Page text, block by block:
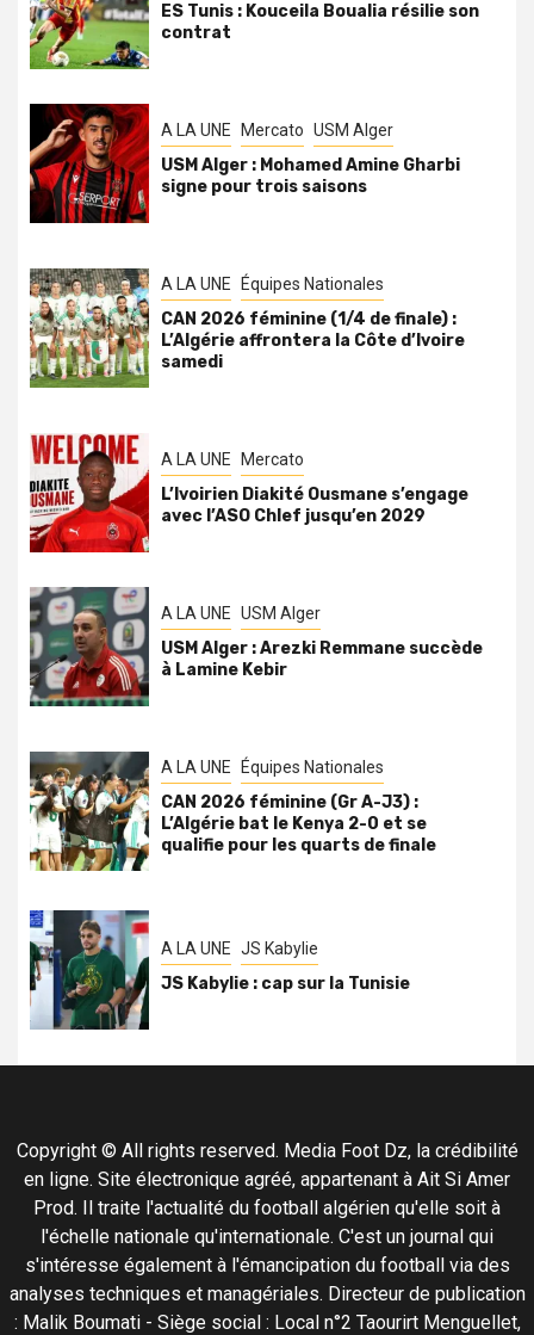
ES Tunis : Kouceila Boualia résilie son
contrat
A LA UNE Mercato USM Alger
USM Alger : Mohamed Amine Gharbi
signe pour trois saisons
A LA UNE Équipes Nationales
CAN 2026 féminine (1/4 de finale) :
L’Algérie affrontera la Côte d’Ivoire
samedi
A LA UNE Mercato
L’Ivoirien Diakité Ousmane s’engage
avec l’ASO Chlef jusqu’en 2029
A LA UNE USM Alger
USM Alger : Arezki Remmane succède
à Lamine Kebir
A LA UNE Équipes Nationales
CAN 2026 féminine (Gr A-J3) :
L’Algérie bat le Kenya 2-0 et se
qualifie pour les quarts de finale
A LA UNE JS Kabylie
JS Kabylie : cap sur la Tunisie
Copyright © All rights reserved. Media Foot Dz, la crédibilité
en ligne. Site électronique agréé, appartenant à Ait Si Amer
Prod. Il traite l'actualité du football algérien qu'elle soit à
l'échelle nationale qu'internationale. C'est un journal qui
s'intéresse également à l'émancipation du football via des
analyses techniques et managériales. Directeur de publication
: Malik Boumati - Siège social : Local n°2 Taourirt Menguellet,